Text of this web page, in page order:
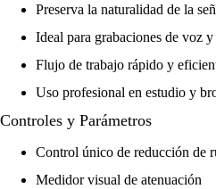
Preserva la naturalidad de la
Ideal para grabaciones de voz
Flujo de trabajo rápido y
Uso profesional en estudio y
Controles y Parámetros
Control único de reducción de
Medidor visual de atenuación